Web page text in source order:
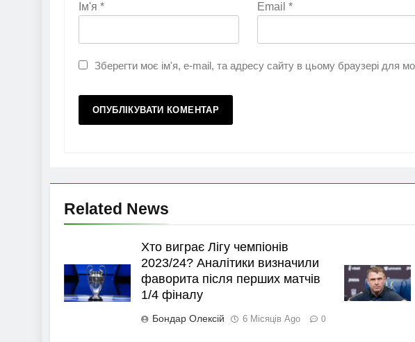
Ім'я * Email *
Зберегти моє ім'я, e-mail, та адресу сайту в цьому браузері для
Related News
Хто виграє Лігу чемпіонів
2023/24? Аналітики визначили
фаворита після перших матчів
1/4 фіналу
Бондар Олексій 6 Місяців Ago 0